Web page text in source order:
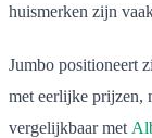
huismerken zijn
Jumbo positioneert
met eerlijke prijzen,
vergelijkbaar met